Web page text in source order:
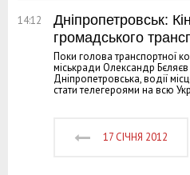
14:12
Дніпропетровськ:
громадського
Поки голова транспортної
міськради Олександр
Дніпропетровська, водії
стати телегероями на всю
17 СІЧНЯ 2012